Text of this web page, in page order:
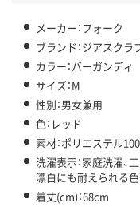
メーカー：フォーク
ブランド：ジアスクラ
カラー：バーガンディ
サイズ：M
性別：男女兼用
色：レッド
素材：ポリエステル
洗濯表示：家庭洗濯、
漂白にも耐えられる
着丈(cm)：68cm